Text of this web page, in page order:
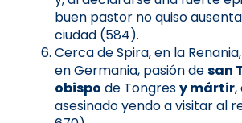
buen pastor no quiso
ciudad (584).
Cerca de Spira, en la
en Germania, pasión desan
obispo de Tongresy mártir,
asesinado yendo a visitar al